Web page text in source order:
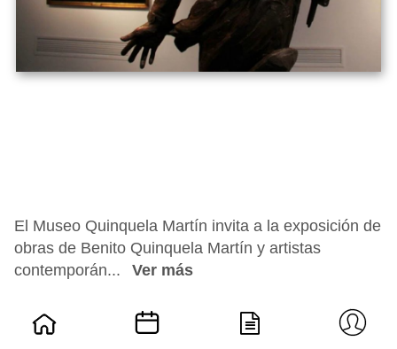
El Museo Quinquela Martín invita a la exposición de
obras de Benito Quinquela Martín y artistas
contemporán...
Ver más